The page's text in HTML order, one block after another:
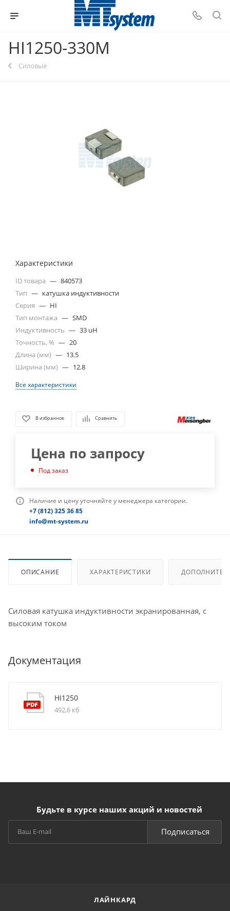
HI1250-330M
Силовые
Характеристики
ID товара — 840573
Тип — катушка индуктивности
Серия — HI
Тип монтажа — SMD
Индуктивность — 33 uH
Точность, % — 20
Длина (мм) — 13.5
Ширина (мм) — 12.8
Все характеристики
В избранное Сравнить
Цена по запросу
Под заказ
Наличие и цену уточняйте у менеджера категории.
+7 (812) 325 36 85
info@mt-system.ru
ОПИСАНИЕ ХАРАКТЕРИСТИКИ
Силовая катушка индуктивности экранированная, с
высоким током
Документация
HI1250
492,6 кб
Будьте в курсе наших акций и новостей
Подписаться
ЛАЙНКАРД